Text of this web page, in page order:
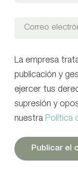
La empresa
publicación y
ejercer tus
supresión y
nuestra Política